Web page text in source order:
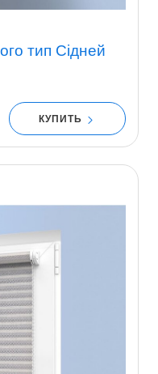
тип Сідней
КУПИТЬ